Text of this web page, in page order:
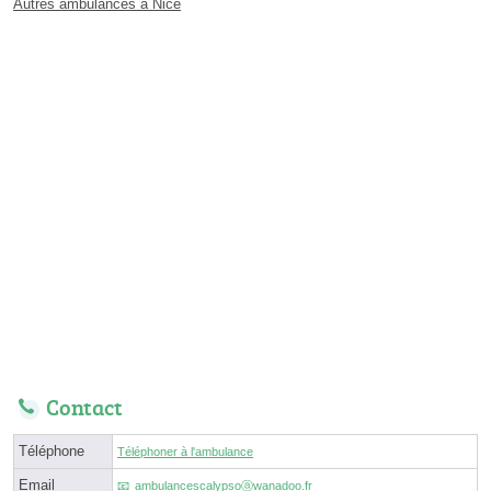
Autres ambulances à Nice
Contact
Téléphone Téléphoner à l'ambulance
Email ambulancescalypsoⓐwanadoo.fr